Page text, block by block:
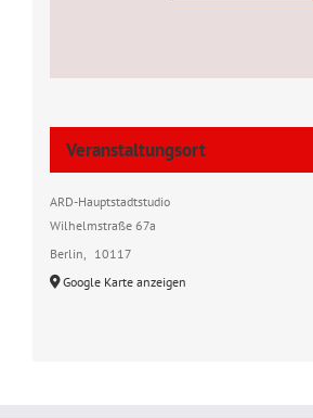
Veranstaltungsort
ARD-Hauptstadtstudio
Wilhelmstraße 67a
Berlin
10117
Google Karte anzeigen